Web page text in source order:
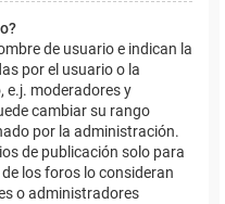
de usuario e indican la
por el usuario o la
e.j. moderadores y
cambiar su rango
por la administración.
de publicación solo para
los foros lo consideran
o administradores